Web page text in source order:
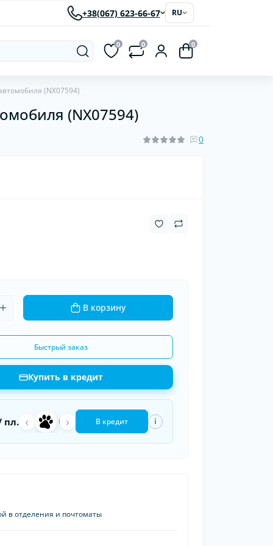
+38(067) 623-66-67 RU
Светодиодные автолампы
устройства
0 0 0
(NX07594)
(NX07594)
0
В корзину
Быстрый заказ
Купить в кредит
пл. ‹ a› В кредит i
в отделения и почтоматы